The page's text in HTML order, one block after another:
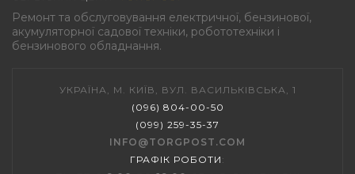
Ремонт та обслуговування електричної, бензинової,
акумуляторної садової техніки, робототехніки і
бензинового обладнання.
УКРАЇНА, М. КИЇВ, ВУЛ. ВАСИЛЬКІВСЬКА, 1
(096) 804-00-50
(099) 259-35-37
INFO@TORGPOST.COM
ГРАФІК РОБОТИ :